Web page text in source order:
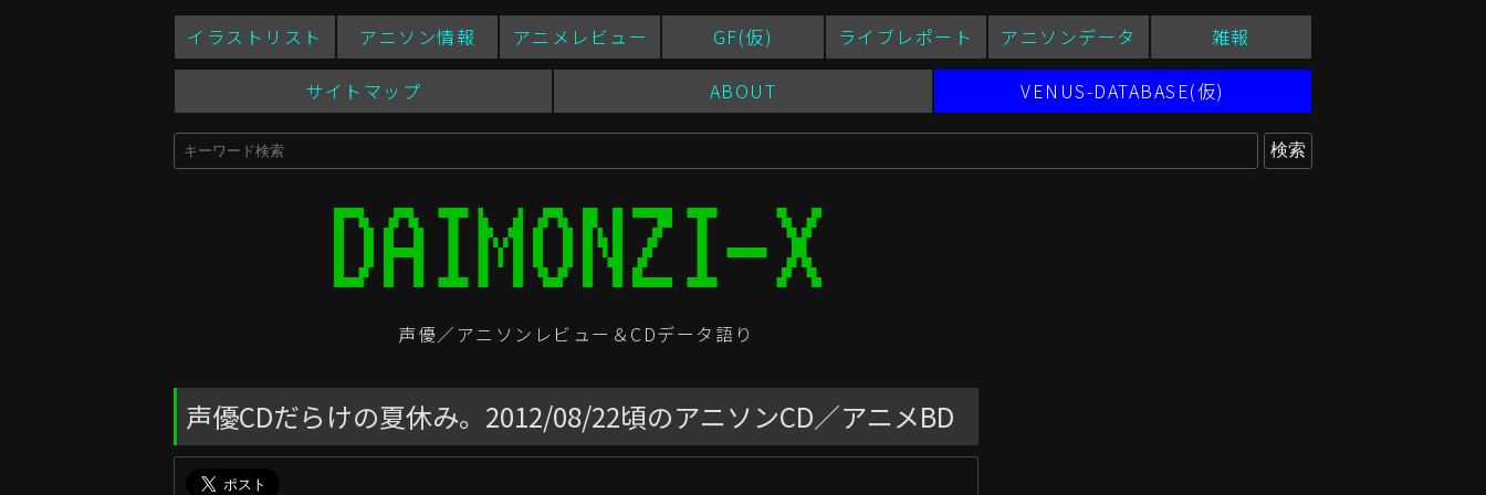
イラストリスト アニソン情報 アニメレビュー GF(仮) ライブレポート アニソンデータ 雑報
サイトマップ ABOUT VENUS-DATABASE(仮)
声優／アニソンレビュー＆CDデータ語り
声優CDだらけの夏休み。2012/08/22頃のアニソンCD／アニメBD